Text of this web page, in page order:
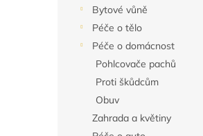
Bytové vůně
Péče o tělo
Péče o domácnost
Pohlcovače pachů
Proti škůdcům
Obuv
Zahrada a květiny